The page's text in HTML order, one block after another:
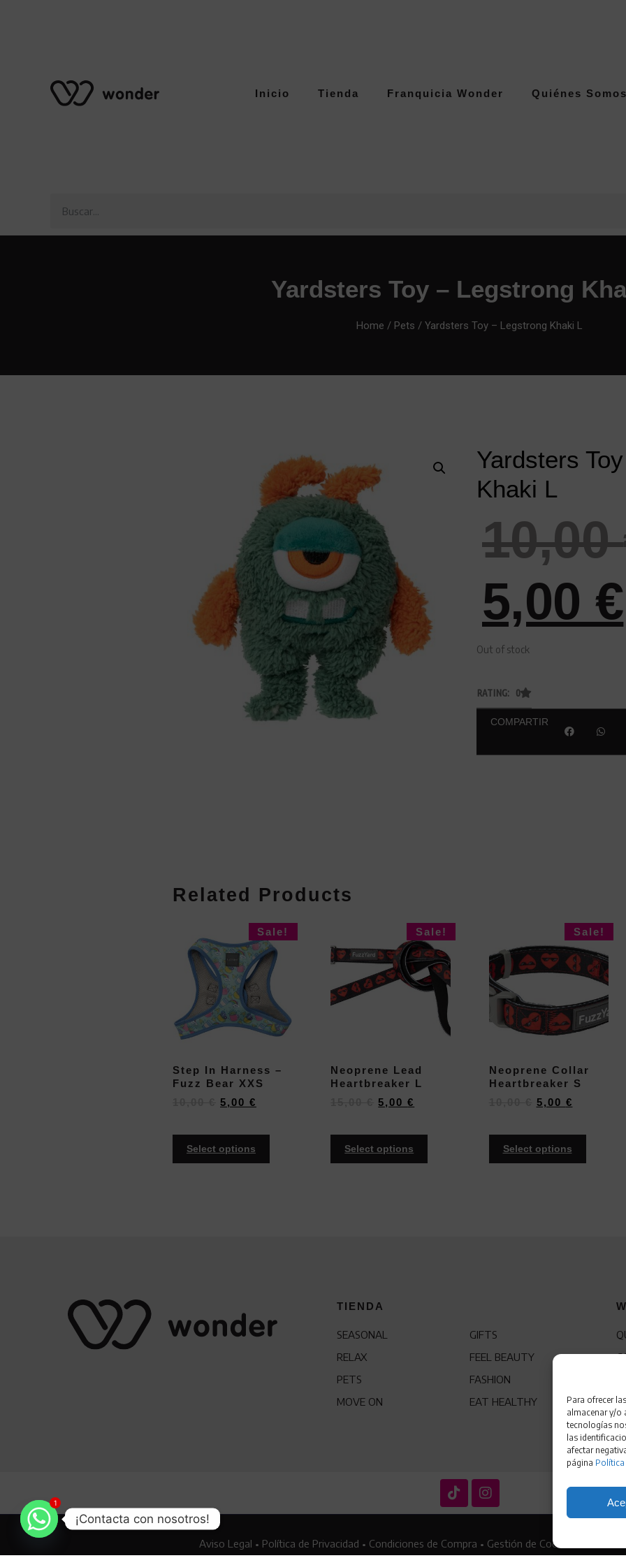
Para ofrecer
almacenar y/o
tecnologías
las
afectar
página Política
Inicio Tienda Franquicia Wonder Quiénes Somos
Yardsters Toy – Legstrong
Home / Pets / Yardsters Toy – Legstrong Khaki L
Yardsters
Khaki L
10,00
5,00 €
Out of stock
RATING: 0
COMPARTIR
Related Products
Sale!
Step In Harness –
Fuzz Bear XXS
5,00 €
Select options
Sale!
Neoprene Lead
Heartbreaker L
5,00€
Select options
Sale!
Neoprene Collar
Heartbreaker S
5,00 €
Select options
TIENDA
SEASONAL
RELAX
PETS
MOVE ON
GIFTS
FEEL BEAUTY
FASHION
EAT HEALTHY
Aviso Legal • Política de Privacidad • Condiciones de Compra • Gestión de Cookies
1
¡Contacta con nosotros!